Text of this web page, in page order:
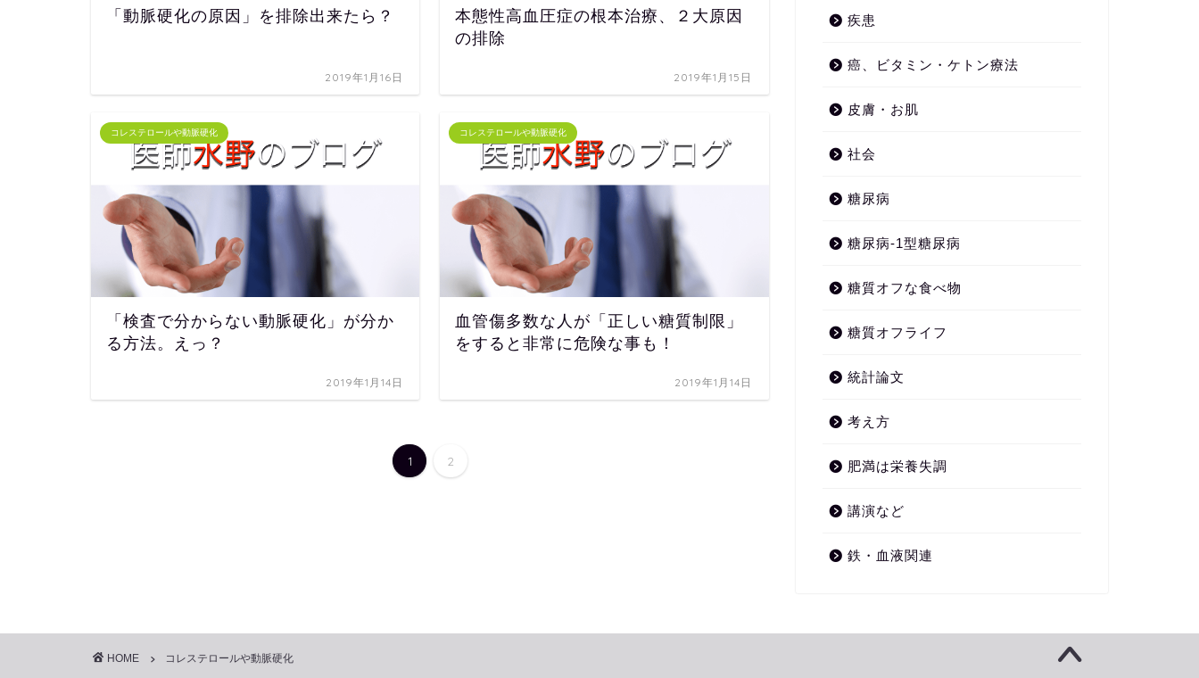
「動脈硬化の原因」を排除出来たら？
2019年1月16日
本態性高血圧症の根本治療、２大原因
の排除
2019年1月15日
コレステロールや動脈硬化
「検査で分からない動脈硬化」が分か
る方法。えっ？
2019年1月14日
コレステロールや動脈硬化
血管傷多数な人が「正しい糖質制限」
をすると非常に危険な事も！
2019年1月14日
1 2
疾患
癌、ビタミン・ケトン療法
皮膚・お肌
社会
糖尿病
糖尿病-1型糖尿病
糖質オフな食べ物
糖質オフライフ
統計論文
考え方
肥満は栄養失調
講演など
鉄・血液関連
HOME コレステロールや動脈硬化